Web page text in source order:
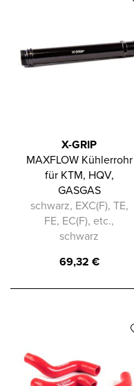
X-GRIP
MAXFLOW Kühlerrohr
für KTM, HQV,
GASGAS
schwarz, EXC(F), TE,
FE, EC(F), etc.,
schwarz
69,32 €